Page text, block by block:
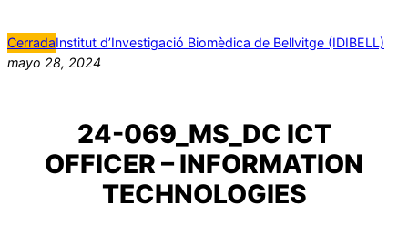
CerradaInstitut d’Investigació Biomèdica de Bellvitge (IDIBELL)
mayo 28, 2024
24-069_MS_DC ICT
OFFICER – INFORMATION
TECHNOLOGIES